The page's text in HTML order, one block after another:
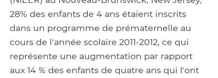
28% des enfants de 4 ans étaient inscrits
dans un programme de prématernelle au
cours de l'année scolaire 2011-2012, ce qui
représente une augmentation par rapport
aux 14 % des enfants de quatre ans qui l'ont